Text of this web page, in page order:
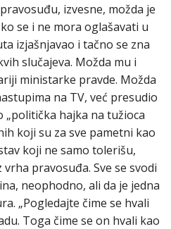
izvesne, možda je
se i ne mora oglašavati u
izjašnjavao i tačno se zna
slučajeva. Možda mu i
ministarke pravde. Možda
na TV, već presudio
„politička hajka na tužioca
koji su za sve pametni kao
koji ne samo tolerišu,
pravosuđa. Sve se svodi
neophodno, ali da je jedna
„Pogledajte čime se hvali
Toga čime se on hvali kao